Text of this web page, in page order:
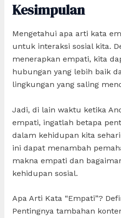
Kesimpulan
Mengetahui apa arti kata
untuk interaksi sosial kita.
menerapkan empati, kita
hubungan yang lebih baik
lingkungan yang saling
Jadi, di lain waktu ketika
empati, ingatlah betapa
dalam kehidupan kita
ini dapat menambah
makna empati dan
kehidupan sosial.
Apa Arti Kata “Empati”?
Pentingnya tambahan